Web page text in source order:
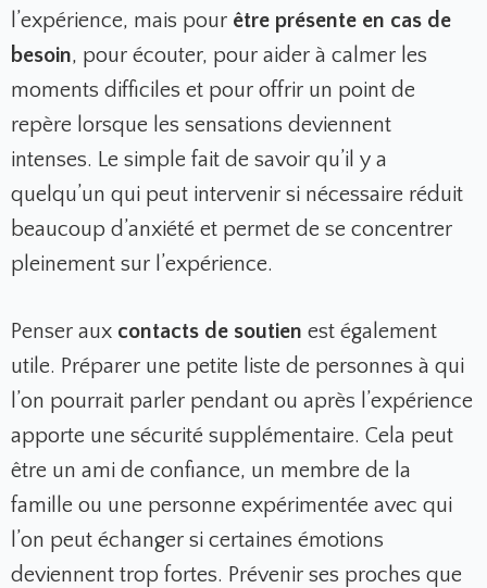
l’expérience, mais pour être présente en cas de
besoin, pour écouter, pour aider à calmer les
moments difficiles et pour offrir un point de
repère lorsque les sensations deviennent
intenses. Le simple fait de savoir qu’il y a
quelqu’un qui peut intervenir si nécessaire réduit
beaucoup d’anxiété et permet de se concentrer
pleinement sur l’expérience.
Penser aux contacts de soutien est également
utile. Préparer une petite liste de personnes à qui
l’on pourrait parler pendant ou après l’expérience
apporte une sécurité supplémentaire. Cela peut
être un ami de confiance, un membre de la
famille ou une personne expérimentée avec qui
l’on peut échanger si certaines émotions
deviennent trop fortes. Prévenir ses proches que